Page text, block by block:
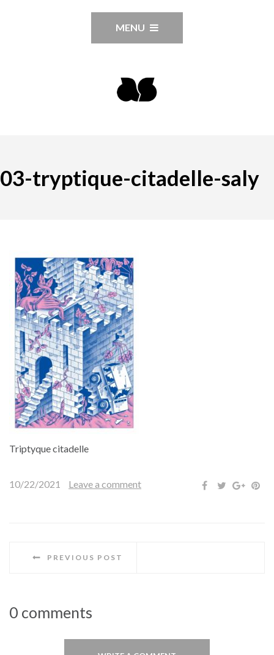
MENU
03-tryptique-citadelle-saly
Triptyque citadelle
10/22/2021 Leave a comment
PREVIOUS POST
0 comments